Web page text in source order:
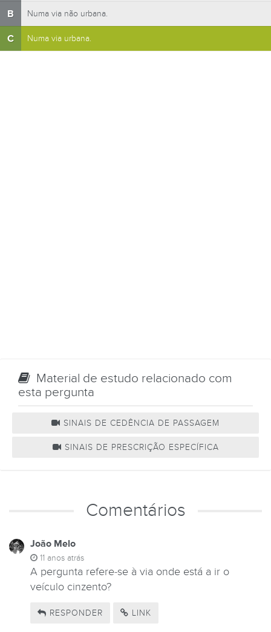
B Numa via não urbana.
C Numa via urbana.
Material de estudo relacionado com
esta pergunta
SINAIS DE CEDÊNCIA DE PASSAGEM
SINAIS DE PRESCRIÇÃO ESPECÍFICA
Comentários
João Melo
11 anos atrás
A pergunta refere-se à via onde está a ir o
veículo cinzento?
RESPONDER LINK